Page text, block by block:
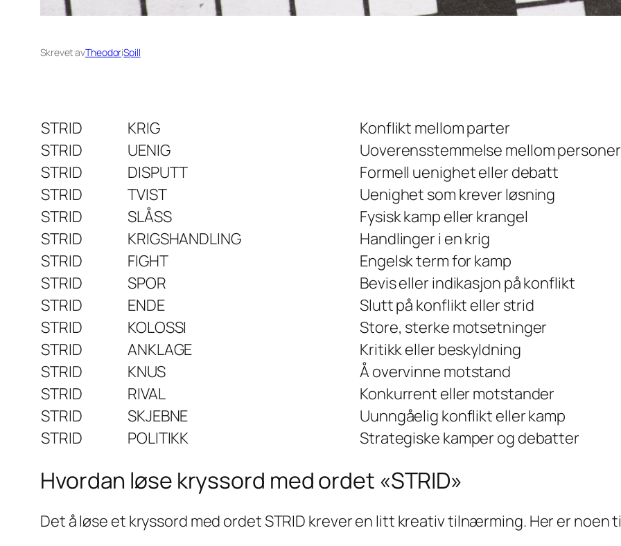
Skrevet avTheodoriSpill
STRID KRIG
Konflikt mellom parter
STRID
UENIG
Uoverensstemmelse mellom personer
STRID
DISPUTT
Formell uenighet eller debatt
STRID
TVIST
Uenighet som krever løsning
STRID
SLÅSS
Fysisk kamp eller krangel
STRID
KRIGSHANDLING
Handlinger i en krig
STRID
FIGHT
Engelsk term for kamp
STRID
SPOR
Bevis eller indikasjon på konflikt
STRID
ENDE
Slutt på konflikt eller strid
STRID
KOLOSSI
Store, sterke motsetninger
STRID
ANKLAGE
Kritikk eller beskyldning
STRID
KNUS
Å overvinne motstand
STRID
RIVAL
Konkurrent eller motstander
STRID
SKJEBNE
Uunngåelig konflikt eller kamp
STRID
POLITIKK Strategiske kamper og debatter
Hvordan løse kryssord med ordet «STRID»
Det å løse et kryssord med ordet STRID krever en litt kreativ tilnærming. Her er noen